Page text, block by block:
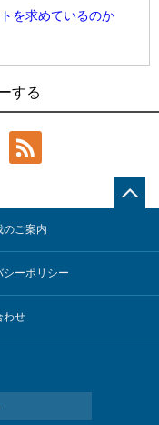
を求めているのか
向けたAIシステムを本格
足歩行ロボット利用を
再設計”【第3回】
填時の異常を検出する
求めているのか【第25
用するためのナレッジ
する
のご案内
シーポリシー
わせ